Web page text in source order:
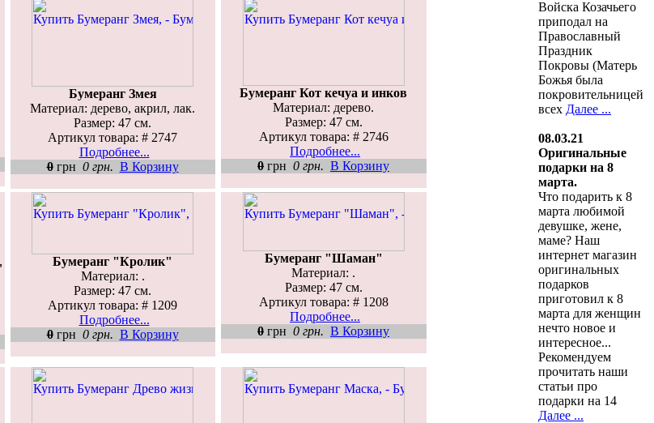
Бумеранг Змея
Материал: дерево, акрил, лак.
Размер: 47 см.
Артикул товара: # 2747
Подробнее...
0грн 0 грн. В Корзину
Бумеранг Кот кечуа и инков
Материал: дерево.
Размер: 47 см.
Артикул товара: # 2746
Подробнее...
0 грн 0 грн. В Корзину
Бумеранг "Кролик"
Материал: .
Размер: 47 см.
Артикул товара: # 1209
Подробнее...
0грн 0 грн. В Корзину
Бумеранг "Шаман"
Материал: .
Размер: 47 см.
Артикул товара: # 1208
Подробнее...
0 грн 0 грн. В Корзину
Войска Козачьего
приподал на
Православный
Праздник
Покровы (Матерь
Божья была
покровительницей
всех Далее ...
08.03.21
Оригинальные
подарки на 8
марта.
Что подарить к 8
марта любимой
девушке, жене,
маме? Наш
интернет магазин
оригинальных
подарков
приготовил к 8
марта для женщин
нечто новое и
интересное...
Рекомендуем
прочитать наши
статьи про
подарки на 14
Далее ...